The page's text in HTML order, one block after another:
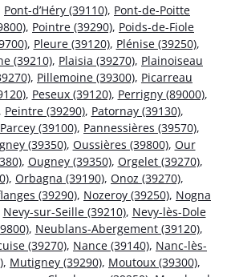
Pont-d’Héry (39110), Pont-de-Poitte
, Pointre (39290), Poids-de-Fiole
, Pleure (39120), Plénise (39250),
(39210), Plaisia (39270), Plainoiseau
, Pillemoine (39300), Picarreau
, Peseux (39120), Perrigny (89000),
Peintre (39290), Patornay (39130),
Parcey (39100), Pannessières (39570),
(39350), Oussières (39800), Our
, Ougney (39350), Orgelet (39270),
, Orbagna (39190), Onoz (39270),
(39290), Nozeroy (39250), Nogna
Nevy-sur-Seille (39210), Nevy-lès-Dole
, Neublans-Abergement (39120),
(39270), Nance (39140), Nanc-lès-
, Mutigney (39290), Moutoux (39300),